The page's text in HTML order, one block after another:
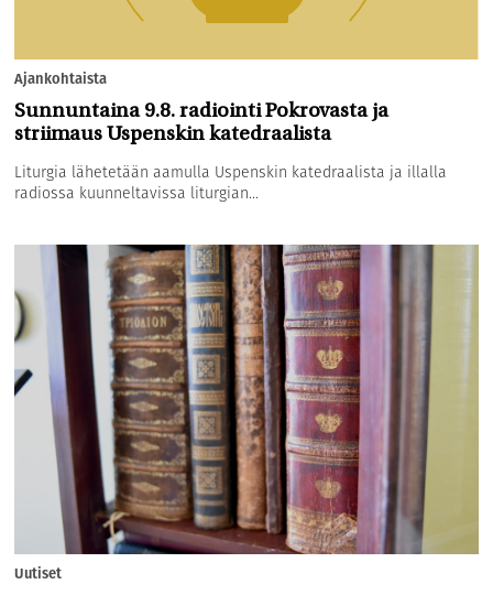
Ajankohtaista
Sunnuntaina 9.8. radiointi Pokrovasta ja
striimaus Uspenskin katedraalista
Liturgia lähetetään aamulla Uspenskin katedraalista ja illalla
radiossa kuunneltavissa liturgian...
Uutiset